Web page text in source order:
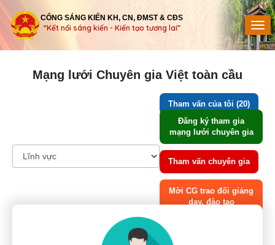
CỔNG SÁNG KIẾN KH, CN, ĐMST & CĐS
“Kết nối sáng kiến - Kiến tạo tương lai”
Mạng lưới Chuyên gia Việt toàn cầu
Tham vấn của tôi (20)
Đăng ký tham gia
mạng lưới chuyên gia
Tham vấn chuyên gia
Mời CG trao đổi giảng
dạy, đào tạo